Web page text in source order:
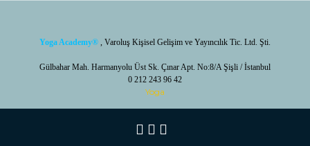
Yoga Academy® , Varoluş Kişisel Gelişim ve Yayıncılık Tic. Ltd. Şti.
Gülbahar Mah. Harmanyolu Üst Sk. Çınar Apt. No:8/A Şişli / İstanbul
0 212 243 96 42
Yoga